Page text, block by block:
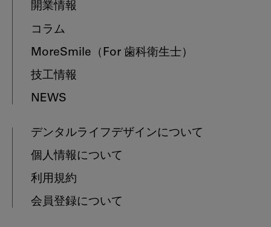
開業情報
コラム
MoreSmile （For 歯科衛生士）
技工情報
NEWS
デンタルライフデザインについて
個人情報について
利用規約
会員登録について